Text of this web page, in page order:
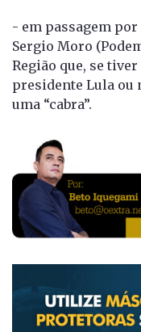
- em passagem
Sergio Moro
Região que, se
presidente Lula ou
uma “cabra”.